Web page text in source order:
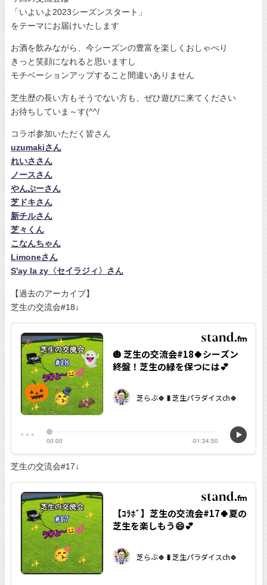
「いよいよ2023シーズンスタート」
をテーマにお届けいたします
お酒を飲みながら、今シーズンの豊富を楽しくおしゃべり
きっと笑顔になれると思いますし
モチベーションアップすること間違いありません
芝生歴の長い方もそうでない方も、ぜひ遊びに来てください
お待ちしていま～す(^^/
コラボ参加いただく皆さん
uzumakiさん
れいささん
ノースさん
やんぷーさん
芝ドキさん
新チルさん
芝々くん
こなんちゃん
Limoneさん
S'ay la zy〈セイラジィ〉さん
【過去のアーカイブ】
芝生の交流会#18↓
芝生の交流会#17↓